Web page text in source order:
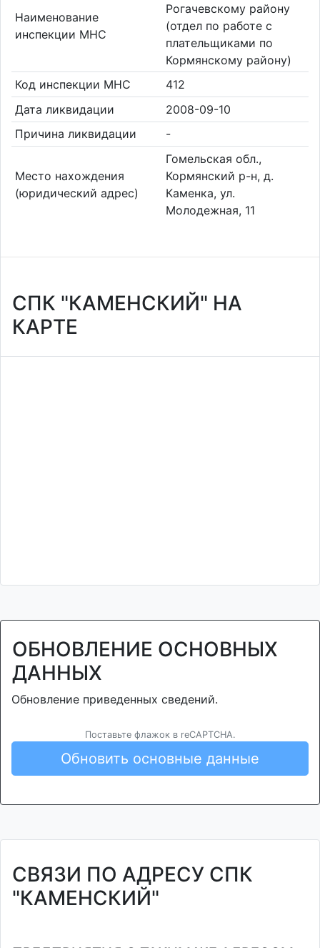
Наименование
инспекции МНС
Рогачевскому району
(отдел по работе с
плательщиками по
Кормянскому району)
Код инспекции МНС
412
Дата ликвидации
2008-09-10
Причина ликвидации
-
Место нахождения
(юридический адрес)
Гомельская обл.,
Кормянский р-н, д.
Каменка, ул.
Молодежная, 11
СПК "КАМЕНСКИЙ" НА
КАРТЕ
ОБНОВЛЕНИЕ ОСНОВНЫХ
ДАННЫХ
Обновление приведенных сведений.
Поставьте флажок в reCAPTCHA.
Обновить основные данные
СВЯЗИ ПО АДРЕСУ СПК
"КАМЕНСКИЙ"